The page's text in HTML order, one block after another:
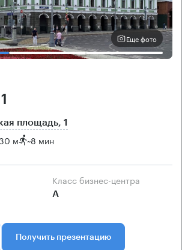
Еще фото
площадь, 1
м ~8 мин
Класс бизнес-центра
А
Получить презентацию